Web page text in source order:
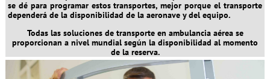
se dé para programar estos transportes, mejor porque el transporte
dependerá de la disponibilidad de la aeronave y del equipo.
Todas las soluciones de transporte en ambulancia aérea se
proporcionan a nivel mundial según la disponibilidad al momento
de la reserva.